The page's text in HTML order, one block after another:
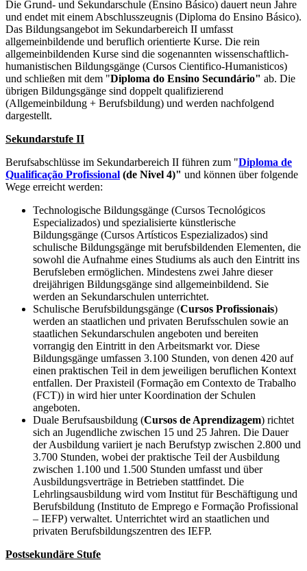
Die Grund- und Sekundarschule (Ensino Básico) dauert neun Jahre
und endet mit einem Abschlusszeugnis (Diploma do Ensino Básico).
Das Bildungsangebot im Sekundarbereich II umfasst
allgemeinbildende und beruflich orientierte Kurse. Die rein
allgemeinbildenden Kurse sind die sogenannten wissenschaftlich-
humanistischen Bildungsgänge (Cursos Cientifico-Humanisticos)
und schließen mit dem "Diploma do Ensino Secundário" ab. Die
übrigen Bildungsgänge sind doppelt qualifizierend
(Allgemeinbildung + Berufsbildung) und werden nachfolgend
dargestellt.
Sekundarstufe II
Berufsabschlüsse im Sekundarbereich II führen zum "Diploma de
Qualificação Profissional (de Nivel 4)" und können über folgende
Wege erreicht werden:
Technologische Bildungsgänge (Cursos Tecnológicos
Especializados) und spezialisierte künstlerische
Bildungsgänge (Cursos Artísticos Espezializados) sind
schulische Bildungsgänge mit berufsbildenden Elementen, die
sowohl die Aufnahme eines Studiums als auch den Eintritt ins
Berufsleben ermöglichen. Mindestens zwei Jahre dieser
dreijährigen Bildungsgänge sind allgemeinbildend. Sie
werden an Sekundarschulen unterrichtet.
Schulische Berufsbildungsgänge (Cursos Profissionais)
werden an staatlichen und privaten Berufsschulen sowie an
staatlichen Sekundarschulen angeboten und bereiten
vorrangig den Eintritt in den Arbeitsmarkt vor. Diese
Bildungsgänge umfassen 3.100 Stunden, von denen 420 auf
einen praktischen Teil in dem jeweiligen beruflichen Kontext
entfallen. Der Praxisteil (Formação em Contexto de Trabalho
(FCT)) in wird hier unter Koordination der Schulen
angeboten.
Duale Berufsausbildung (Cursos de Aprendizagem) richtet
sich an Jugendliche zwischen 15 und 25 Jahren. Die Dauer
der Ausbildung variiert je nach Berufstyp zwischen 2.800 und
3.700 Stunden, wobei der praktische Teil der Ausbildung
zwischen 1.100 und 1.500 Stunden umfasst und über
Ausbildungsverträge in Betrieben stattfindet. Die
Lehrlingsausbildung wird vom Institut für Beschäftigung und
Berufsbildung (Instituto de Emprego e Formação Profissional
– IEFP) verwaltet. Unterrichtet wird an staatlichen und
privaten Berufsbildungszentren des IEFP.
Postsekundäre Stufe